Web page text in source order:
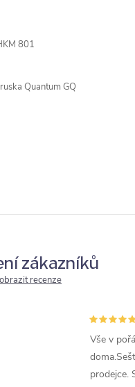
801
Quantum GQ
zákazníků
recenze
Vše v
prodejce.